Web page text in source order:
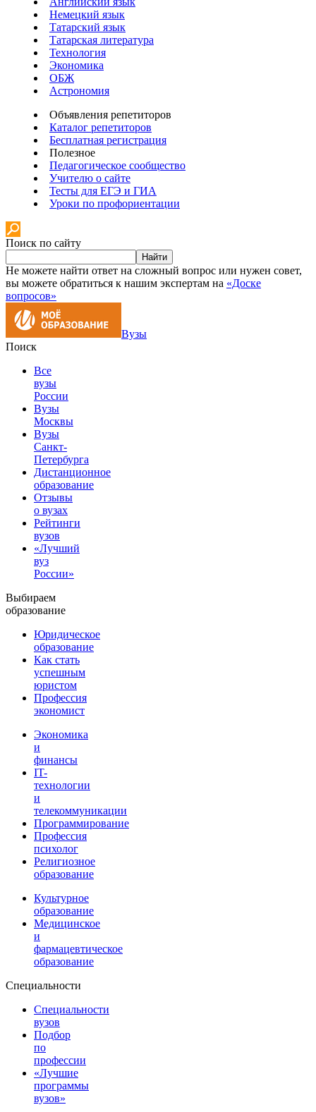
Немецкий язык
Татарский язык
Татарская литература
Технология
Экономика
ОБЖ
Астрономия
Объявления репетиторов
Каталог репетиторов
Бесплатная регистрация
Полезное
Педагогическое сообщество
Учителю о сайте
Тесты для ЕГЭ и ГИА
Уроки по профориентации
Поиск по сайту
Найти
Не можете найти ответ на сложный вопрос или нужен совет,
вы можете обратиться к нашим экспертам на «Доске
вопросов»
Вузы
Поиск
Все
вузы
России
Вузы
Москвы
Вузы
Санкт-
Петербурга
Дистанционное
образование
Отзывы
о вузах
Рейтинги
вузов
«Лучший
вуз
России»
Выбираем
образование
Юридическое
образование
Как стать
успешным
юристом
Профессия
экономист
Экономика
и
финансы
IT-
технологии
и
телекоммуникации
Программирование
Профессия
психолог
Религиозное
образование
Культурное
образование
Медицинское
и
фармацевтическое
образование
Специальности
Специальности
вузов
Подбор
по
профессии
«Лучшие
программы
вузов»